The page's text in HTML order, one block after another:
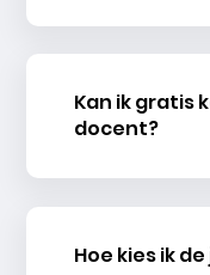
Kan ik gratis
docent?
Hoe kies ik